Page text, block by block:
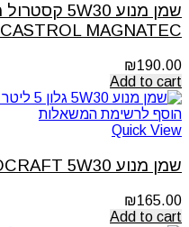
CASTROL MAGNATEC בתקן A5
₪190.00
Add to cart
הוסף לרשימת המשאלות
Quick View
שמן מנוע MOTOCRAFT 5W30 כמות במיכל: 5 ליטר
₪165.00
Add to cart